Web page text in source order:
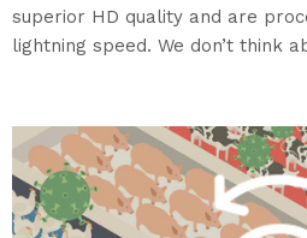
superior HD quality and are
lightning speed. We don’t think